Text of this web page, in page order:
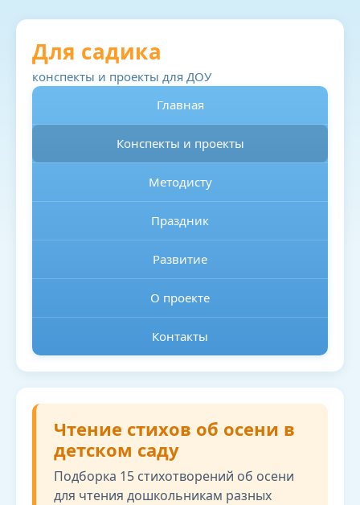
Для садика
конспекты и проекты для ДОУ
Главная
Конспекты и проекты
Методисту
Праздник
Развитие
О проекте
Контакты
Чтение стихов об осени в
детском саду
Подборка 15 стихотворений об осени
для чтения дошкольникам разных